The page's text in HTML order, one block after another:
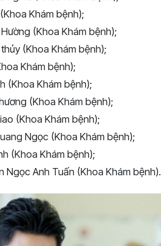
Khám bệnh);
(Khoa Khám bệnh);
(Khoa Khám bệnh);
Khám bệnh);
(Khoa Khám bệnh);
(Khoa Khám bệnh);
(Khoa Khám bệnh);
Ngọc (Khoa Khám bệnh);
(Khoa Khám bệnh);
Ngọc Anh Tuấn (Khoa Khám bệnh).